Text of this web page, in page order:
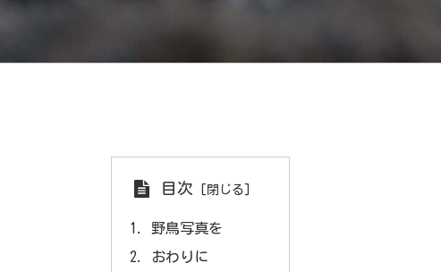
目次
野鳥写真を
おわりに